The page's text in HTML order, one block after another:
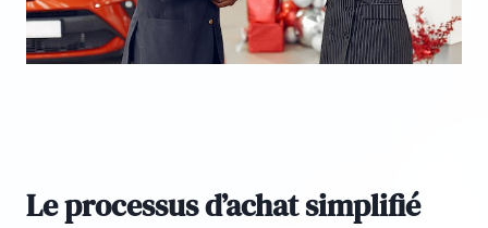
Le processus d’achat simplifié